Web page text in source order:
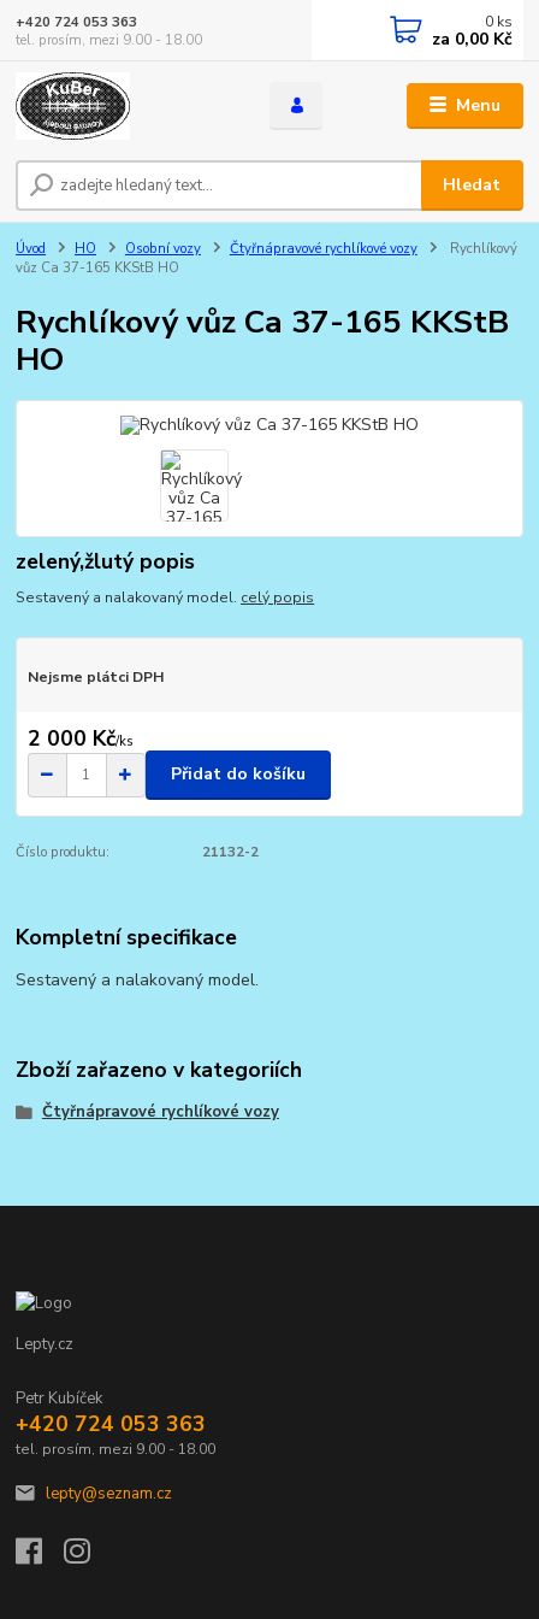
Menu
Hledat
+420 724 053 363
tel. prosím, mezi 9.00 - 18.00
0 ks
za 0,00 Kč
Úvod HO Osobní vozy Čtyřnápravové rychlíkové vozy
Rychlíkový
vůz Ca 37-165 KKStB HO
Rychlíkový vůz Ca 37-165 KKStB
HO
zelený,žlutý popis
Sestavený a nalakovaný model. celý popis
Nejsme plátci DPH
2 000 Kč/ks
Přidat do košíku
Číslo produktu: 21132-2
Kompletní specifikace
Sestavený a nalakovaný model.
Zboží zařazeno v kategoriích
Čtyřnápravové rychlíkové vozy
Lepty.cz
Petr Kubíček
+420 724 053 363
tel. prosím, mezi 9.00 - 18.00
lepty@seznam.cz